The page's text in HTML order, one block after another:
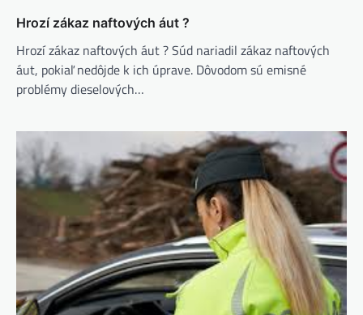
Hrozí zákaz naftových áut ?
Hrozí zákaz naftových áut ? Súd nariadil zákaz naftových
áut, pokiaľ nedôjde k ich úprave. Dôvodom sú emisné
problémy dieselových…